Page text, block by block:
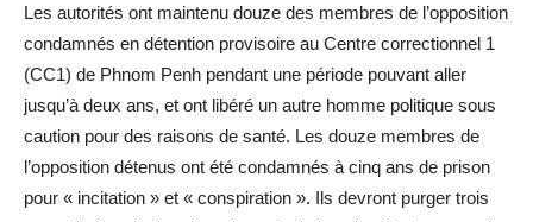
Les autorités ont maintenu douze des membres de l’opposition
condamnés en détention provisoire au Centre correctionnel 1
(CC1) de Phnom Penh pendant une période pouvant aller
jusqu’à deux ans, et ont libéré un autre homme politique sous
caution pour des raisons de santé. Les douze membres de
l’opposition détenus ont été condamnés à cinq ans de prison
pour « incitation » et « conspiration ». Ils devront purger trois